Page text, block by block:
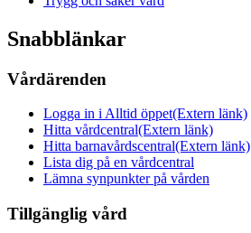
Snabblänkar
Vårdärenden
Logga in i Alltid öppet(Extern länk)
Hitta vårdcentral(Extern länk)
Hitta barnavårdscentral(Extern länk)
Lista dig på en vårdcentral
Lämna synpunkter på vården
Tillgänglig vård